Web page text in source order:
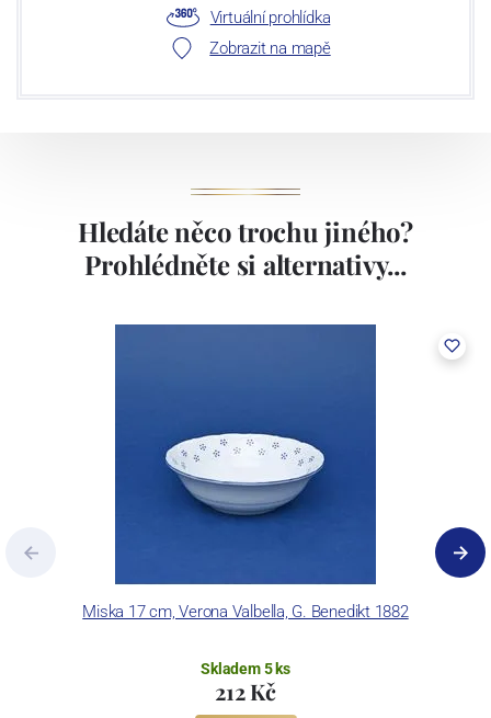
Virtuální prohlídka
Zobrazit na mapě
Hledáte něco trochu jiného?
Prohlédněte si alternativy...
Miska 17 cm, Verona Valbella, G. Benedikt 1882
Skladem 5 ks
212 Kč